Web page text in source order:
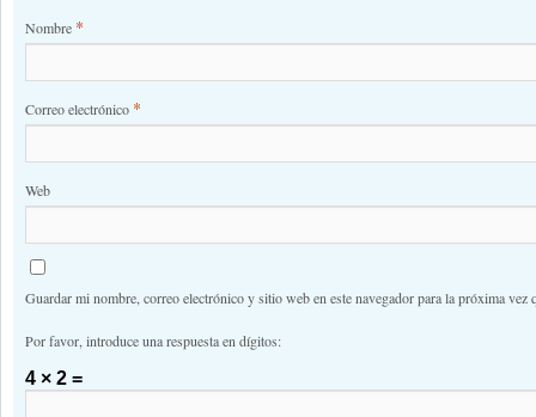
Nombre *
Correo electrónico *
Web
Guardar mi nombre, correo electrónico y sitio web en este navegador para la próxima vez
Por favor, introduce una respuesta en dígitos:
4 × 2 =